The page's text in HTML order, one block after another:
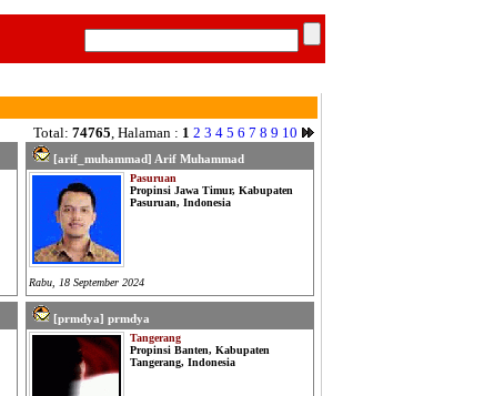
Total: 74765, Halaman : 1 2 3 4 5 6 7 8 9 10
[arif_muhammad] Arif Muhammad
Pasuruan
Propinsi Jawa Timur, Kabupaten
Pasuruan, Indonesia
Rabu, 18 September 2024
[prmdya] prmdya
Tangerang
Propinsi Banten, Kabupaten
Tangerang, Indonesia